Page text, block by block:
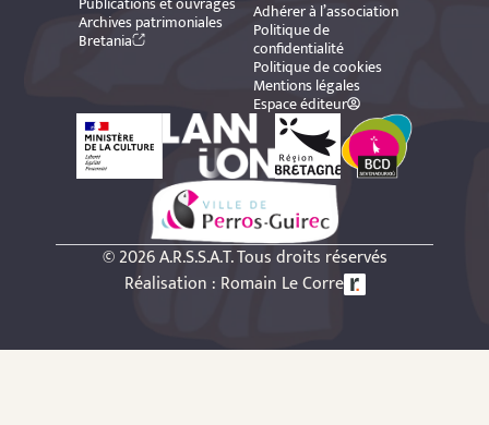
Archives patrimoniales
Bretania
Adhérer à l’association
Politique de
confidentialité
Politique de cookies
Mentions légales
Espace éditeur
© 2026 A.R.S.S.A.T. Tous droits réservés
Réalisation : Romain Le Corre